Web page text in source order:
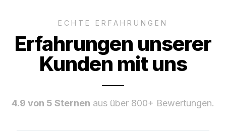
ECHTE ERFAHRUNGEN
Erfahrungen unserer
Kunden mit uns
4.9 von 5 Sternen aus über 800+ Bewertungen.